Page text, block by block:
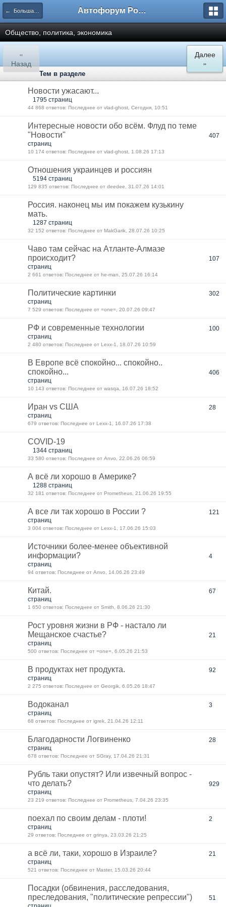
← Большая флудерская Автофорум Ростова-на-Дону
Общество, политика, экономика
«
Назад
Далее
»
Тем в разделе
Новости ужасают...
1795 страниц
44 868 ответов: Последнее от vlad-ghost, Сегодня, 10:51
Интересные новости обо всём. Флуд по теме
"Новости"
407
страниц
10 174 ответов: Последнее от vlad-ghost, 1.08.26 17:13
Отношения украинцев и россиян
5194 страниц
129 835 ответов: Последнее от deedee, 31.07.26 14:01
Россия. наконец мы им покажем кузькину
мать.
1287 страниц
32 152 ответов: Последнее от MakGarik, 28.07.26 10:25
Чаво там сейчас на Атланте-Алмазе
происходит?
107
страниц
2 661 ответов: Последнее от he-man, 25.07.26 16:14
Политические картинки
302
страниц
7 529 ответов: Последнее от =one=, 20.07.26 09:47
РФ и современные технологии
100
страниц
2 480 ответов: Последнее от Lexx-1, 18.07.26 10:59
В Европе всё спокойно... спокойно..
спокойно...
406
страниц
10 143 ответов: Последнее от wasqa, 16.07.26 18:52
Иран vs США
28
страниц
679 ответов: Последнее от Lexx-1, 16.07.26 17:38
COVID-19
1344 страниц
33 580 ответов: Последнее от Anvo, 22.06.26 06:59
А всё ли хорошо в Америке?
1288 страниц
32 181 ответов: Последнее от Prometheus, 21.06.26 19:55
А все ли так хорошо в России ?
121
страниц
3 004 ответов: Последнее от Lexx-1, 17.06.26 15:03
Источники более-менее объективной
информации?
4
страниц
94 ответов: Последнее от Anvo, 14.06.26 23:49
Китай.
67
страниц
1 650 ответов: Последнее от Smith, 8.06.26 21:30
Рост уровня жизни в РФ - настало ли
Мещанское счастье?
21
страниц
500 ответов: Последнее от =one=, 6.05.26 21:53
В продуктах нет продукта.
92
страниц
2 275 ответов: Последнее от Georgik, 6.05.26 18:47
Водоканал
3
страниц
68 ответов: Последнее от igrek, 21.04.26 12:11
Благодарности Логвиненко
28
страниц
678 ответов: Последнее от SGray, 17.04.26 21:31
Рубль таки опустят? Или извечный вопрос -
что делать?
929
страниц
23 219 ответов: Последнее от Prometheus, 7.04.26 23:35
поехал по своим делам - плоти!
2
страниц
29 ответов: Последнее от grinya, 23.03.26 21:25
а всё ли, таки, хорошо в Израиле?
21
страниц
521 ответов: Последнее от Мaster, 15.03.26 20:44
Посадки (обвинения, расследования,
преследования, "политические репрессии")
51